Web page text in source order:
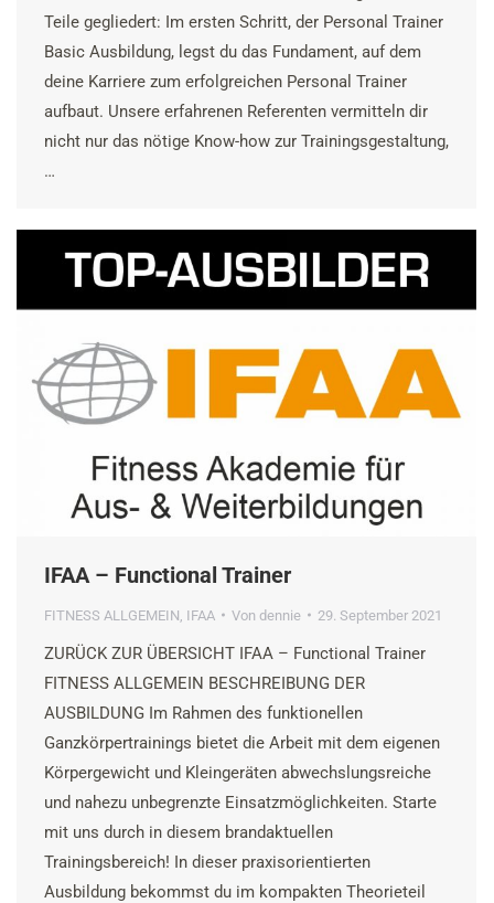
Teile gegliedert: Im ersten Schritt, der Personal Trainer
Basic Ausbildung, legst du das Fundament, auf dem
deine Karriere zum erfolgreichen Personal Trainer
aufbaut. Unsere erfahrenen Referenten vermitteln dir
nicht nur das nötige Know-how zur Trainingsgestaltung,
…
IFAA – Functional Trainer
FITNESS ALLGEMEIN IFAA Von dennie 29. September 2021
ZURÜCK ZUR ÜBERSICHT IFAA – Functional Trainer
FITNESS ALLGEMEIN BESCHREIBUNG DER
AUSBILDUNG Im Rahmen des funktionellen
Ganzkörpertrainings bietet die Arbeit mit dem eigenen
Körpergewicht und Kleingeräten abwechslungsreiche
und nahezu unbegrenzte Einsatzmöglichkeiten. Starte
mit uns durch in diesem brandaktuellen
Trainingsbereich! In dieser praxisorientierten
Ausbildung bekommst du im kompakten Theorieteil